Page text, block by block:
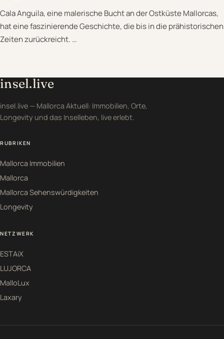
Cala Anguila, eine malerische Bucht an der Ostküste Mallorcas,
hat eine faszinierende Geschichte, die bis in die prähistorischen
Zeiten zurückreicht. …
insel.live
insel.live — Mallorca Aktuell: Immobilien, Orte,
Longevity und das Inselleben, live erlebt.
RUBRIKEN
Mallorca Immobilien
Mallorca
Mallorca Sehenswürdigkeiten
Longevity
NETZWERK
ESTAiX
LUJORCA
MalloLux
Laxary